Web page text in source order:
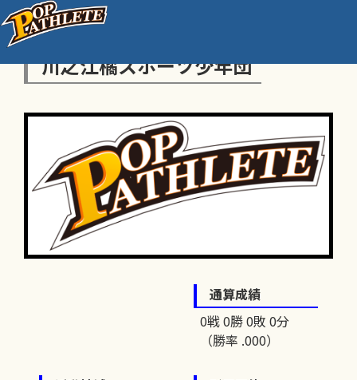
川之江橘スポーツ少年団
通算成績
0戦 0勝 0敗 0分
（勝率 .000）